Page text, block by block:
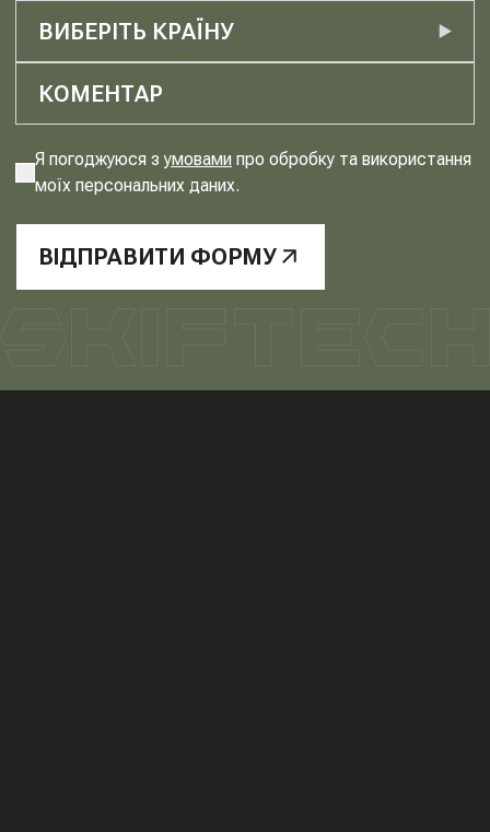
ВИБЕРІТЬ КРАЇНУ
Я погоджуюся з умовами про обробку та використання
моїх персональних даних.
ВІДПРАВИТИ ФОРМУ